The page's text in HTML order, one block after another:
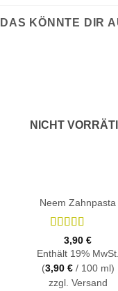
DAS KÖNNTE DIR
NICHT
Neem Zahnpasta
Bewertet
mit4.6von
5
3,90 €
Enthält 19% MwSt.
(3,90 €/ 100 ml)
zzgl. Versand